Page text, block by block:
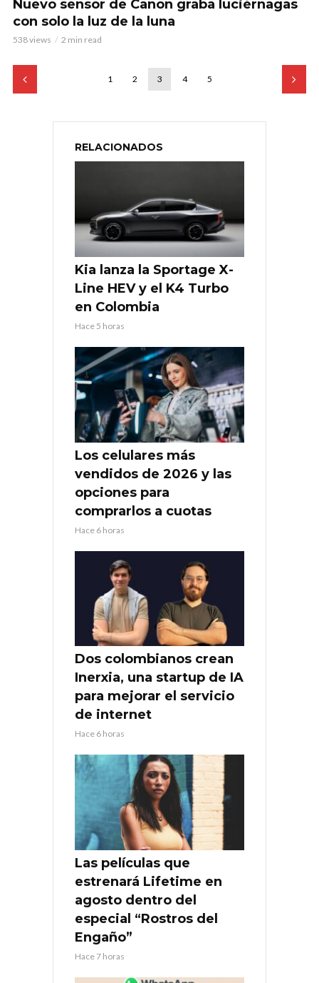
Nuevo sensor de Canon graba luciérnagas
con solo la luz de la luna
538 views 2 min read
1 2 3 4 5
RELACIONADOS
Kia lanza la Sportage X-
Line HEV y el K4 Turbo
en Colombia
Hace 5 horas
Los celulares más
vendidos de 2026 y las
opciones para
comprarlos a cuotas
Hace 6 horas
Dos colombianos crean
Inerxia, una startup de IA
para mejorar el servicio
de internet
Hace 6 horas
Las películas que
estrenará Lifetime en
agosto dentro del
especial “Rostros del
Engaño”
Hace 7 horas